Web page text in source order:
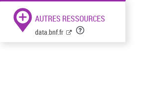
AUTRES RESSOURCES
data.bnf.fr